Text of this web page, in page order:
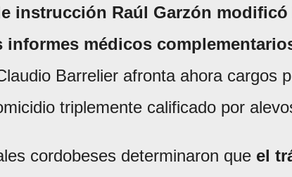
instrucción Raúl Garzón
informes médicos
Barrelier afronta ahora cargos
triplemente calificado por
cordobeses determinaron que el